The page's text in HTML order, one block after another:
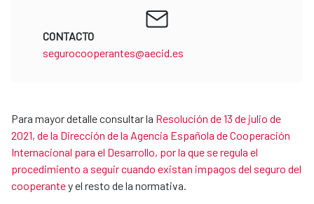
CONTACTO
segurocooperantes@aecid.es
Para mayor detalle consultar la Resolución de 13 de julio de
2021, de la Dirección de la Agencia Española de Cooperación
Internacional para el Desarrollo, por la que se regula el
procedimiento a seguir cuando existan impagos del seguro del
cooperantey el resto de la normativa.